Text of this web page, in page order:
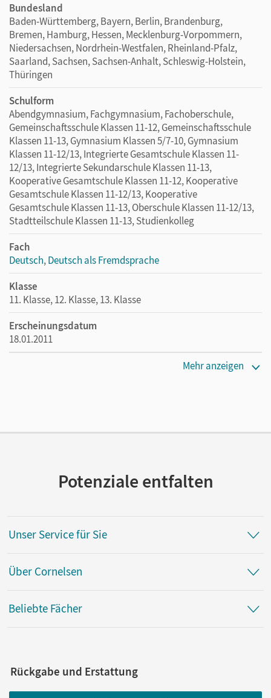
Bundesland
Baden-Württemberg, Bayern, Berlin, Brandenburg,
Bremen, Hamburg, Hessen, Mecklenburg-Vorpommern,
Niedersachsen, Nordrhein-Westfalen, Rheinland-Pfalz,
Saarland, Sachsen, Sachsen-Anhalt, Schleswig-Holstein,
Thüringen
Schulform
Abendgymnasium, Fachgymnasium, Fachoberschule,
Gemeinschaftsschule Klassen 11-12, Gemeinschaftsschule
Klassen 11-13, Gymnasium Klassen 5/7-10, Gymnasium
Klassen 11-12/13, Integrierte Gesamtschule Klassen 11-
12/13, Integrierte Sekundarschule Klassen 11-13,
Kooperative Gesamtschule Klassen 11-12, Kooperative
Gesamtschule Klassen 11-12/13, Kooperative
Gesamtschule Klassen 11-13, Oberschule Klassen 11-12/13,
Stadtteilschule Klassen 11-13, Studienkolleg
Fach
Deutsch,Deutsch als Fremdsprache
Klasse
11. Klasse, 12. Klasse, 13. Klasse
Erscheinungsdatum
18.01.2011
Mehr anzeigen
Potenziale entfalten
Unser Service für Sie
Über Cornelsen
Beliebte Fächer
Rückgabe und Erstattung